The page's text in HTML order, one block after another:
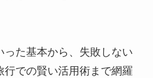
った基本から、失敗しない
行での賢い活用術まで網羅